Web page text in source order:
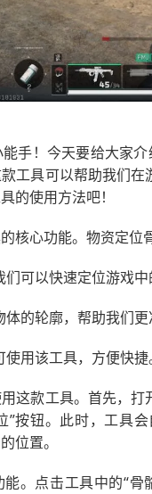
手！今天要给大家
工具可以帮助我们在
的使用方法吧！
核心功能。物资定位
可以快速定位游戏中
的轮廓，帮助我们更
用该工具，方便快捷
这款工具。首先，
”按钮。此时，工具
位置。
。点击工具中的“